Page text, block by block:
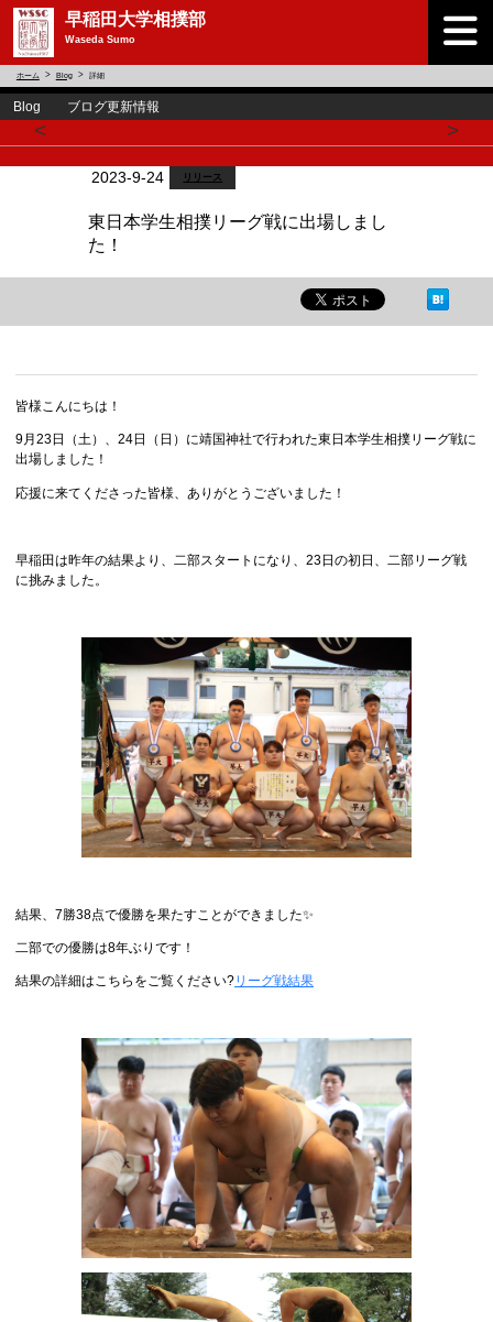
早稲田大学相撲部
Waseda Sumo
ホーム Blog 詳細
Blog ブログ更新情報
< >
2023-9-24 リリース
東日本学生相撲リーグ戦に出場しまし
た！
皆様こんにちは！
9月23日（土）、24日（日）に靖国神社で行われた東日本学生相撲リーグ戦に
出場しました！
応援に来てくださった皆様、ありがとうございました！
早稲田は昨年の結果より、二部スタートになり、23日の初日、二部リーグ戦
に挑みました。
結果、7勝38点で優勝を果たすことができました✨
二部での優勝は8年ぶりです！
結果の詳細はこちらをご覧ください?リーグ戦結果